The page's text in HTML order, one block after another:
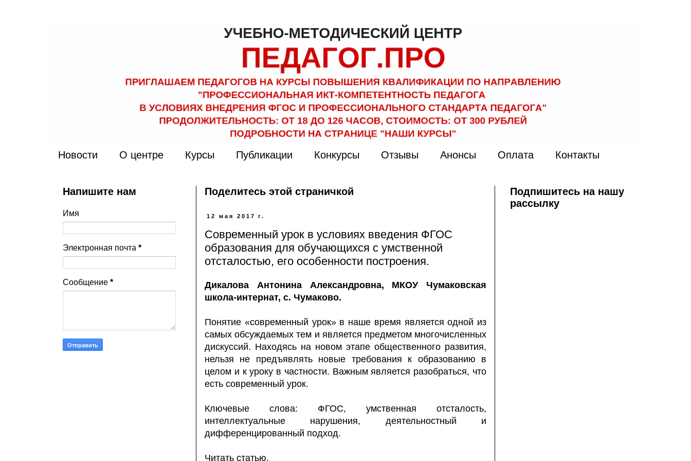
Новости О центре Курсы Публикации Конкурсы Отзывы Анонсы Оплата Контакты
Поделитесь этой страничкой
12 мая 2017 г.
Современный урок в условиях введения ФГОС
образования для обучающихся с умственной
отсталостью, его особенности построения.
Дикалова Антонина Александровна, МКОУ Чумаковская
школа-интернат, с. Чумаково.
Понятие «современный урок» в наше время является одной из
самых обсуждаемых тем и является предметом многочисленных
дискуссий. Находясь на новом этапе общественного развития,
нельзя не предъявлять новые требования к образованию в
целом и к уроку в частности. Важным является разобраться, что
есть современный урок.
Ключевые слова: ФГОС, умственная отсталость,
интеллектуальные нарушения, деятельностный и
дифференцированный подход.
Читать статью.
Напишите нам
Имя
Электронная почта *
Сообщение *
Подпишитесь на нашу
рассылку